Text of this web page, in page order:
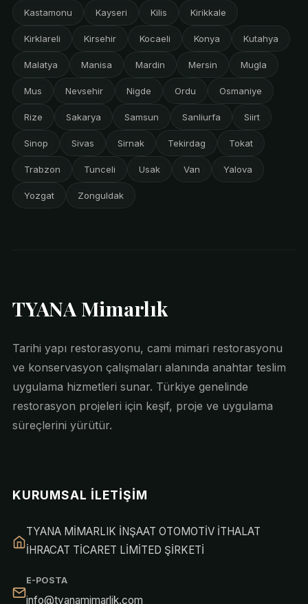
Kastamonu Kayseri Kilis Kirikkale
Kirklareli Kirsehir Kocaeli Konya Kutahya
Malatya Manisa Mardin Mersin Mugla
Mus Nevsehir Nigde Ordu Osmaniye
Rize Sakarya Samsun Sanliurfa Siirt
Sinop Sivas Sirnak Tekirdag Tokat
Trabzon Tunceli Usak Van Yalova
Yozgat Zonguldak
TYANA Mimarlık
Tarihi yapı restorasyonu, cami mimari restorasyonu
ve konservasyon çalışmaları alanında anahtar teslim
uygulama hizmetleri sunar. Türkiye genelinde
restorasyon projeleri için keşif, proje ve uygulama
süreçlerini yürütür.
KURUMSAL İLETIŞIM
TYANA MİMARLIK İNŞAAT OTOMOTİV İTHALAT
İHRACAT TİCARET LİMİTED ŞİRKETİ
E-POSTA
info@tyanamimarlik.com